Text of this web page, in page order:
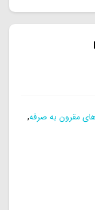
مقرون به صرفه,